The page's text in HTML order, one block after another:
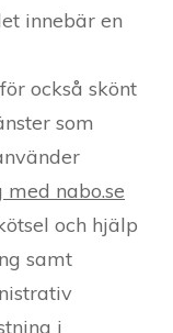
innebär en
också skönt
som
nabo.se
och hjälp
samt
i